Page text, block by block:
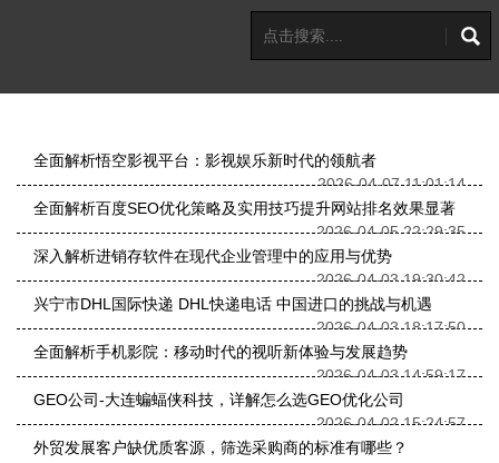
全面解析悟空影视平台：影视娱乐新时代的领航者
2026-04-07 11:01:14
全面解析百度SEO优化策略及实用技巧提升网站排名效果显著
2026-04-05 22:29:35
深入解析进销存软件在现代企业管理中的应用与优势
2026-04-03 19:30:42
兴宁市DHL国际快递 DHL快递电话 中国进口的挑战与机遇
2026-04-03 18:17:50
全面解析手机影院：移动时代的视听新体验与发展趋势
2026-04-03 14:59:17
GEO公司-大连蝙蝠侠科技，详解怎么选GEO优化公司
2026-04-02 15:24:57
外贸发展客户缺优质客源，筛选采购商的标准有哪些？